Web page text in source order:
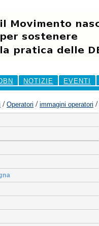
NOTIZIE EVENTI
/ Operatori / immagini operatori /